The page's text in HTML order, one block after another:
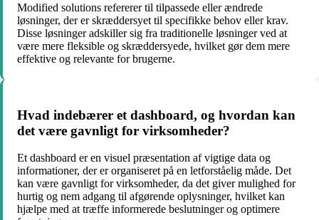
Modified solutions refererer til tilpassede eller ændrede
løsninger, der er skræddersyet til specifikke behov eller krav.
Disse løsninger adskiller sig fra traditionelle løsninger ved at
være mere fleksible og skræddersyede, hvilket gør dem mere
effektive og relevante for brugerne.
Hvad indebærer et dashboard, og hvordan kan
det være gavnligt for virksomheder?
Et dashboard er en visuel præsentation af vigtige data og
informationer, der er organiseret på en letforståelig måde. Det
kan være gavnligt for virksomheder, da det giver mulighed for
hurtig og nem adgang til afgørende oplysninger, hvilket kan
hjælpe med at træffe informerede beslutninger og optimere